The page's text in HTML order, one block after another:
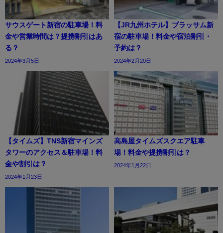
サウスゲート新宿の駐車場！料
金や営業時間は？提携割引はあ
る？
2024年3月5日
【JR九州ホテル】ブラッサム新
宿の駐車場！料金や宿泊割引・
予約は？
2024年2月20日
【タイムズ】TNS新宿マインズ
タワーのアクセス＆駐車場！料
金や割引は？
2024年1月23日
高島屋タイムズスクエア駐車
場！料金や提携割引は？
2024年1月22日